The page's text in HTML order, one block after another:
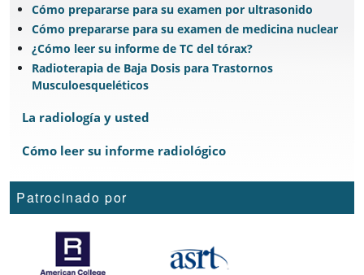
Cómo prepararse para su examen por ultrasonido
Cómo prepararse para su examen de medicina nuclear
¿Cómo leer su informe de TC del tórax?
Radioterapia de Baja Dosis para Trastornos
Musculoesqueléticos
La radiología y usted
Cómo leer su informe radiológico
Patrocinado por